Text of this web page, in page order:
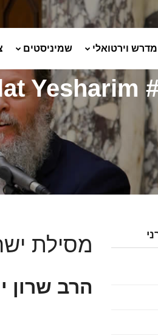
וירטואלי שמיניסטים
Yesharim
מסילת ישרים #6 -
הרב שרון